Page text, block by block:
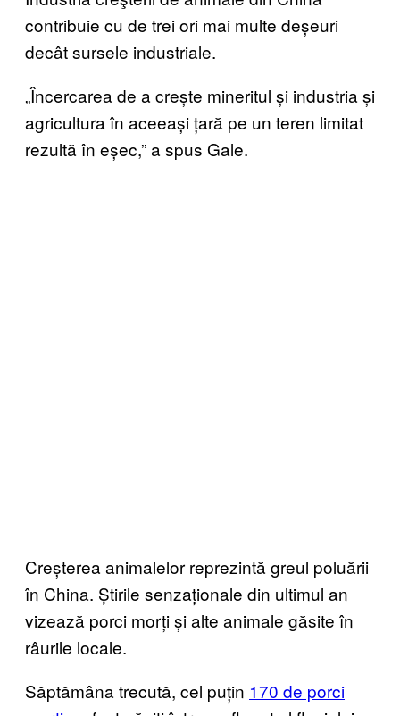
contribuie cu de trei ori mai multe deșeuri
decât sursele industriale.
„Încercarea de a crește mineritul și industria și
agricultura în aceeași țară pe un teren limitat
rezultă în eșec,” a spus Gale.
Creșterea animalelor reprezintă greul poluării
în China. Știrile senzaționale din ultimul an
vizează porci morți și alte animale găsite în
râurile locale.
Săptămâna trecută, cel puțin 170 de porci